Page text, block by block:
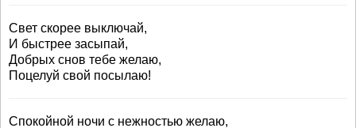
Свет скорее выключай,
И быстрее засыпай,
Добрых снов тебе желаю,
Поцелуй свой посылаю!
Спокойной ночи с нежностью желаю,